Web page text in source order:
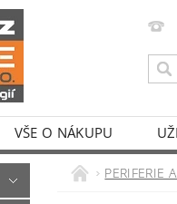
VŠE O NÁKUPU
PERIFERIE